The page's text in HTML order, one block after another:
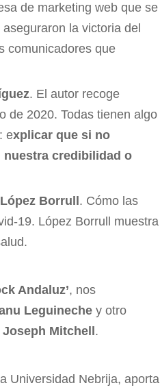
de marketing web que se
la victoria del
comunicadores que
. El autor recoge
de 2020. Todas tienen algo
explicar que si no
nuestra credibilidad o
Borrull . Cómo las
19. López Borrull muestra
Andaluz’, nos
Leguineche y otro
Mitchell .
Universidad Nebrija, aporta